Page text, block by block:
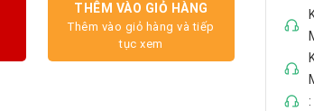
THÊM VÀO GIỎ HÀNG
Thêm vào giỏ hàng và tiếp
tục xem
: